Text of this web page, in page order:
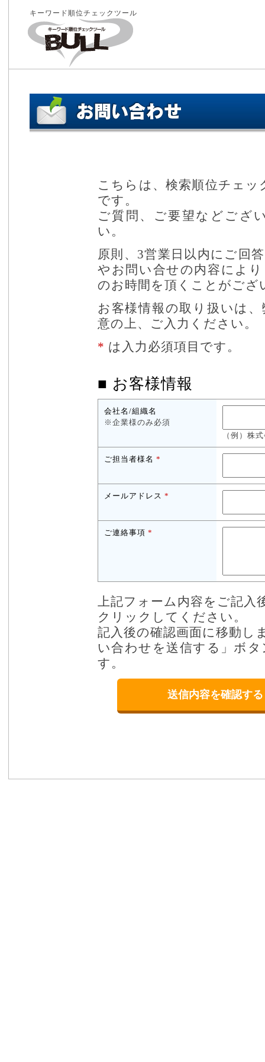
キーワード順位チェックツール
こちらは、検索順位チェ
です。
ご質問、ご要望などござ
い。
原則、3営業日以内にご回
やお問い合せの内容によ
のお時間を頂くことがござ
お客様情報の取り扱いは、
意の上、ご入力ください。
* は入力必須項目です。
■ お客様情報
会社名/組織名
※企業様のみ必須
（例）株
ご担当者様名 *
メールアドレス *
ご連絡事項 *
上記フォーム内容をご記入
クリックしてください。
記入後の確認画面に移動し
い合わせを送信する」ボ
す。